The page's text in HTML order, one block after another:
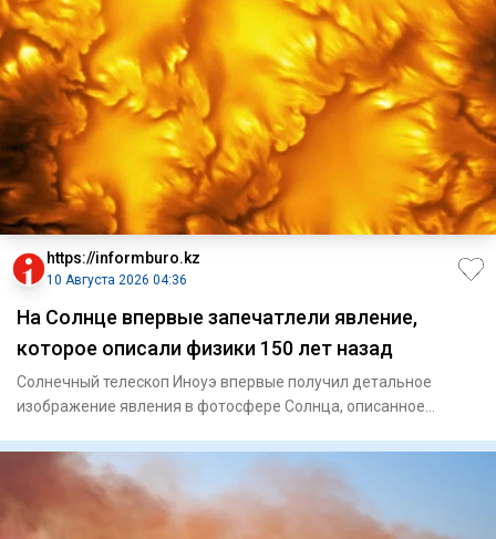
https://informburo.kz
10 Августа 2026 04:36
На Солнце впервые запечатлели явление,
которое описали физики 150 лет назад
Солнечный телескоп Иноуэ впервые получил детальное
изображение явления в фотосфере Солнца, описанное